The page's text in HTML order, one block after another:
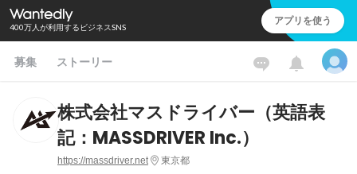
400万人が利用するビジネスSNS アプリを使う
募集 ストーリー
株式会社マスドライバー（英語表
記：MASSDRIVER Inc.）
https://massdriver.net 東京都